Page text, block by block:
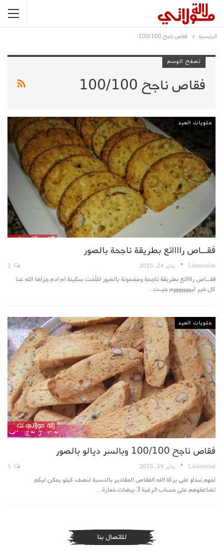
الرئيسية فقاص ناجح 100/100
تصفح الوسم
فقاص ناجح 100/100
حلويات العيد
فقــاص راااائع بطريقة ناجحة بالصور
Lalamoulati يناير 24, 2015
فقــاص راااائع بطريقة ناجحة ومضمونة بالصور للأخت سكينة ام ادم جزاها الله عنا
كل خير ليوووووووم جيـت…
حلويات العيد
فقاص ناجح 100/100 وبالسر ديالو بالصور
Lalamoulati يناير 19, 2015
لمهم نبداو على بركة الله الفقاص المقادير بالنسبة لنصف كيلو يمكن ليكم
تضاعفوهم على حساب الرغبة 3 بيضات خمارة…
للاتصال بنا